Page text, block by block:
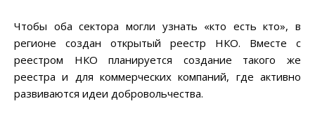
Чтобы оба сектора могли узнать «кто есть кто», в
регионе создан открытый реестр НКО. Вместе с
реестром НКО планируется создание такого же
реестра и для коммерческих компаний, где активно
развиваются идеи добровольчества.